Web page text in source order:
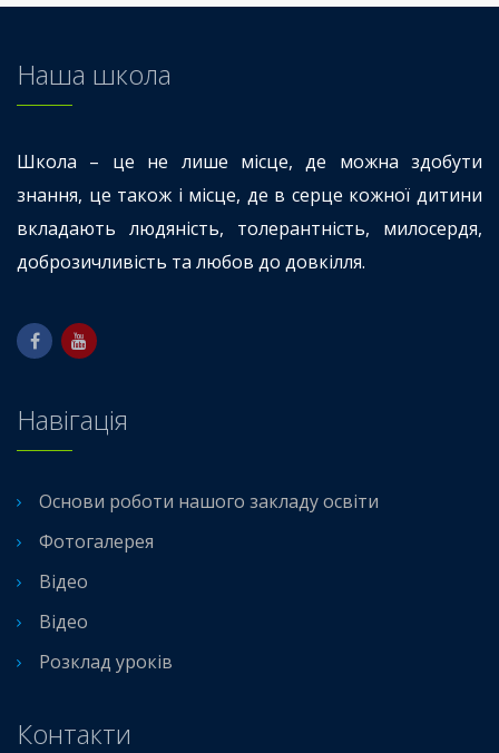
Наша школа
Школа – це не лише місце, де можна здобути
знання, це також і місце, де в серце кожної дитини
вкладають людяність, толерантність, милосердя,
доброзичливість та любов до довкілля.
Навігація
Основи роботи нашого закладу освіти
Фотогалерея
Відео
Відео
Розклад уроків
Контакти